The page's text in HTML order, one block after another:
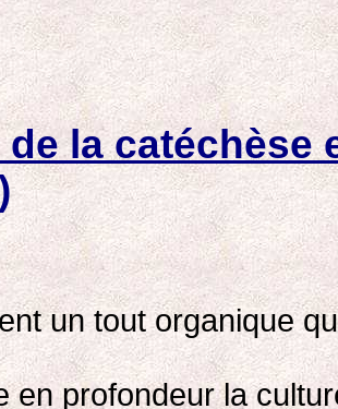
de la catéchèse
un tout organique
en profondeur la